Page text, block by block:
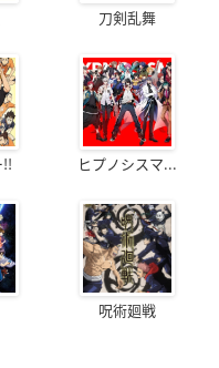
刀剣乱舞
ヒプノシスマ...
呪術廻戦